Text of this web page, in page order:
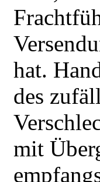
hat.
des
mit